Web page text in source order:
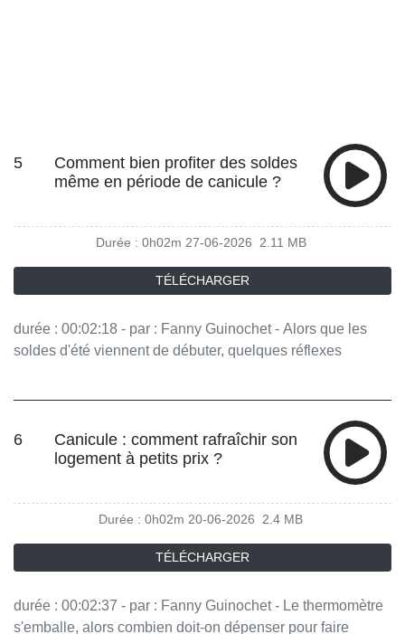
5
Comment bien profiter des soldes
même en période de canicule ?
Durée : 0h02m 27-06-2026 2.11 MB
TÉLÉCHARGER
durée : 00:02:18 - par : Fanny Guinochet - Alors que les
soldes d'été viennent de débuter, quelques réflexes
les épisodes sans limite, rendez-vous sur Radio France
6
Canicule : comment rafraîchir son
logement à petits prix ?
Durée : 0h02m 20-06-2026 2.4 MB
TÉLÉCHARGER
durée : 00:02:37 - par : Fanny Guinochet - Le thermomètre
s'emballe, alors combien doit-on dépenser pour faire